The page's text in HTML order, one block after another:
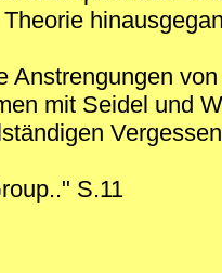
Anstrengungen
mit Seidel und
S.11